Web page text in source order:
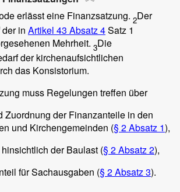
erlässt eine Finanzsatzung. 2Der
in Artikel 43 Absatz 4Satz 1
Mehrheit. 3Die
der kirchenaufsichtlichen
das Konsistorium.
muss Regelungen treffen über
Zuordnung der Finanzanteile in den
und Kirchengemeinden (§ 2 Absatz 1),
der Baulast (§ 2 Absatz 2),
für Sachausgaben (§ 2 Absatz 3).